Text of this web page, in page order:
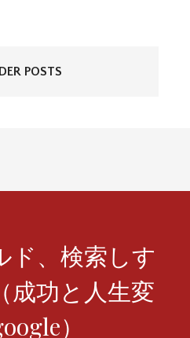
POSTS
ド、検索しす
功と人生変
）